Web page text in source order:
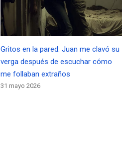
Gritos en la pared: Juan me clavó su
verga después de escuchar cómo
me follaban extraños
31 mayo 2026